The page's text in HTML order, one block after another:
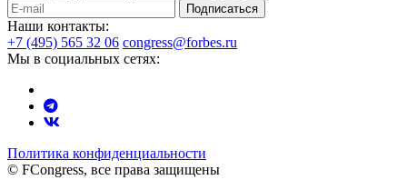
Подписаться
Наши контакты:
+7 (495) 565 32 06 congress@forbes.ru
Мы в социальных сетях:
Политика конфиденциальности
© FCongress, все права защищены